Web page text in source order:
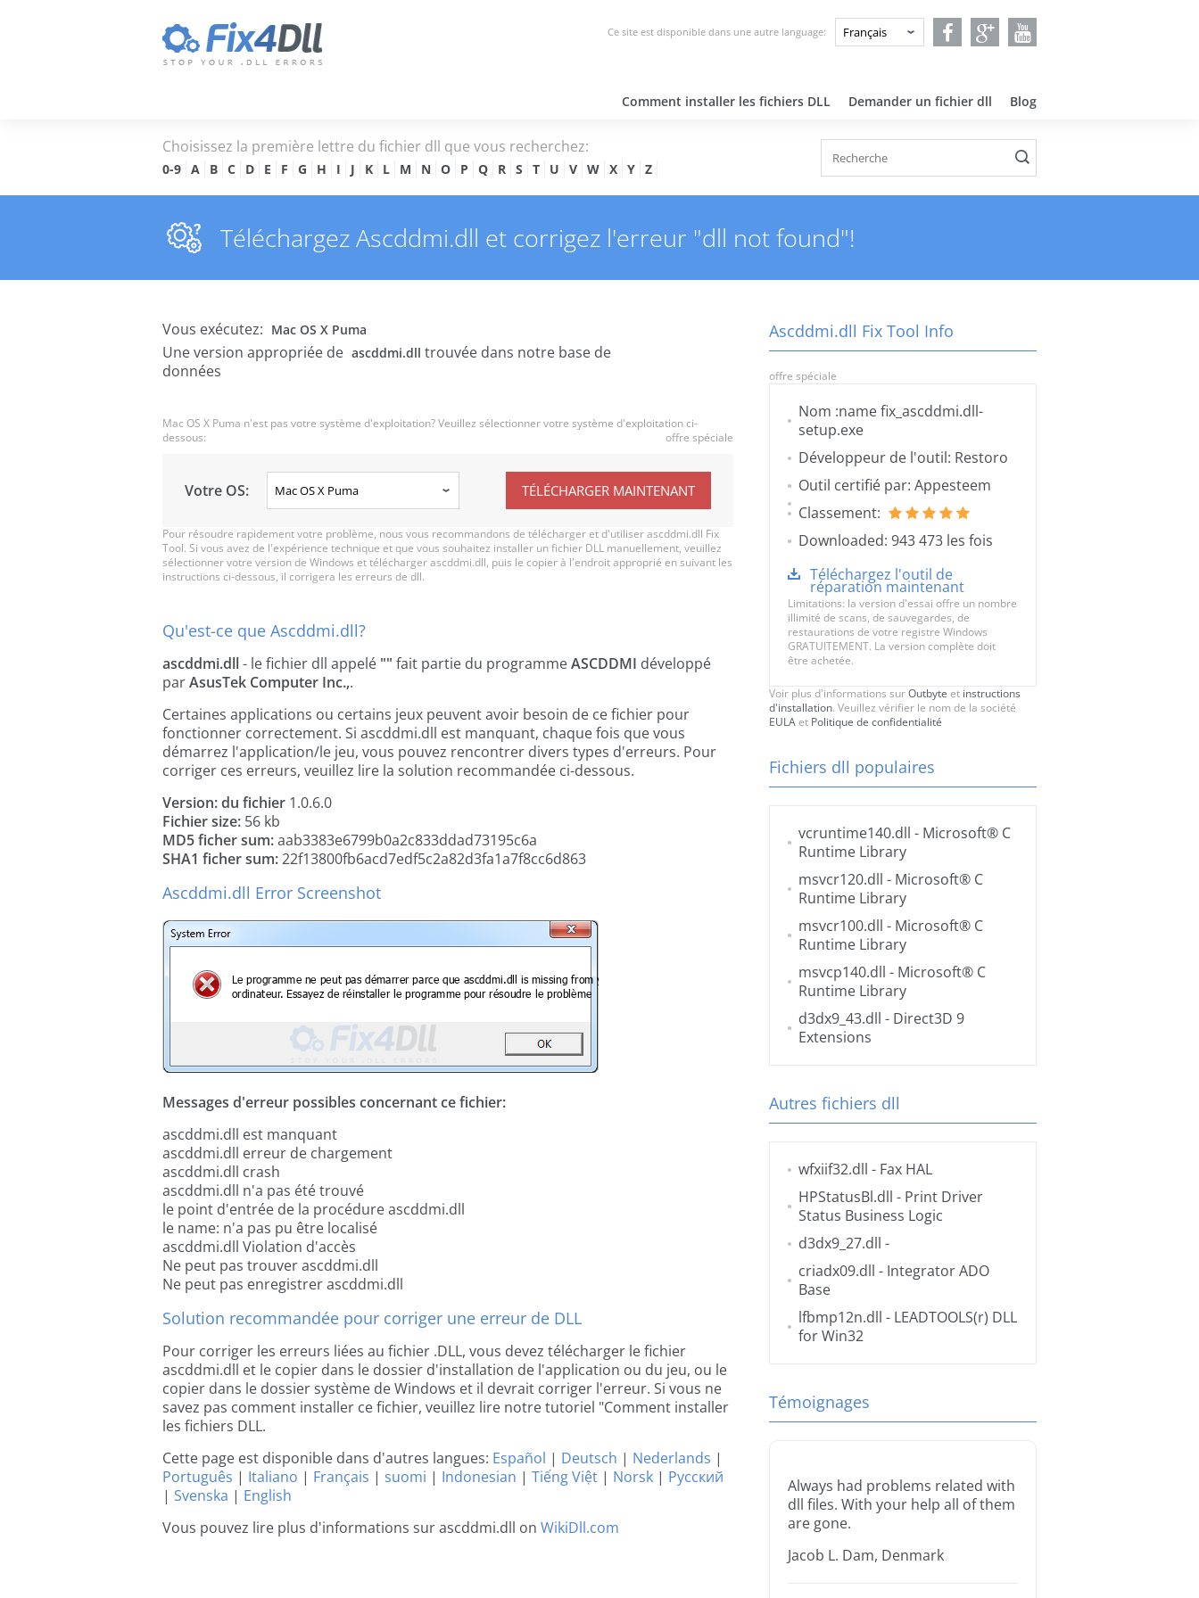
Ce site est disponible dans une autre language:
Comment installer les fichiers DLL Demander un fichier dll Blog
Choisissez la première lettre du fichier dll que vous recherchez:
0-9 A B C D E F G H I J K L M N O P Q R S T U V W X Y Z
Téléchargez Ascddmi.dll et corrigez l'erreur "dll not found"!
Vous exécutez: Mac OS X Puma
Une version appropriée de ascddmi.dll trouvée dans notre base de
données
Mac OS X Puma n'est pas votre système d'exploitation? Veuillez sélectionner votre système d'exploitation ci-
dessous:
offre spéciale
Votre OS: TÉLÉCHARGER MAINTENANT
Pour résoudre rapidement votre problème, nous vous recommandons de télécharger et d'utiliser ascddmi.dll Fix
Tool. Si vous avez de l'expérience technique et que vous souhaitez installer un fichier DLL manuellement, veuillez
sélectionner votre version de Windows et télécharger ascddmi.dll, puis le copier à l'endroit approprié en suivant les
instructions ci-dessous, il corrigera les erreurs de dll.
Qu'est-ce que Ascddmi.dll?
ascddmi.dll- le fichier dll appelé "" fait partie du programmeASCDDMI développé
parAsusTek Computer Inc.,.
Certaines applications ou certains jeux peuvent avoir besoin de ce fichier pour
fonctionner correctement. Si ascddmi.dll est manquant, chaque fois que vous
démarrez l'application/le jeu, vous pouvez rencontrer divers types d'erreurs. Pour
corriger ces erreurs, veuillez lire la solution recommandée ci-dessous.
Version: du fichier 1.0.6.0
Fichier size: 56 kb
MD5 ficher sum:aab3383e6799b0a2c833ddad73195c6a
SHA1 ficher sum:22f13800fb6acd7edf5c2a82d3fa1a7f8cc6d863
Ascddmi.dll Error Screenshot
Messages d'erreur possibles concernant ce fichier:
ascddmi.dll est manquant
ascddmi.dll erreur de chargement
ascddmi.dll crash
ascddmi.dll n'a pas été trouvé
le point d'entrée de la procédure ascddmi.dll
le name: n'a pas pu être localisé
ascddmi.dll Violation d'accès
Ne peut pas trouver ascddmi.dll
Ne peut pas enregistrer ascddmi.dll
Solution recommandée pour corriger une erreur de DLL
Pour corriger les erreurs liées au fichier .DLL, vous devez télécharger le fichier
ascddmi.dll et le copier dans le dossier d'installation de l'application ou du jeu, ou le
copier dans le dossier système de Windows et il devrait corriger l'erreur. Si vous ne
savez pas comment installer ce fichier, veuillez lire notre tutoriel "Comment installer
les fichiers DLL.
Cette page est disponible dans d'autres langues: Español | Deutsch | Nederlands |
Português | Italiano | Français | suomi | Indonesian | Tiếng Việt | Norsk | Русский
| Svenska | English
Vous pouvez lire plus d'informations sur ascddmi.dll on WikiDll.com
Ascddmi.dll Fix Tool Info
offre spéciale
Nom :name fix_ascddmi.dll-
setup.exe
Développeur de l'outil: Restoro
Outil certifié par: Appesteem
Classement:
Downloaded: 943 473 les fois
Téléchargez l'outil de
réparation maintenant
Limitations: la version d'essai offre un nombre
illimité de scans, de sauvegardes, de
restaurations de votre registre Windows
GRATUITEMENT. La version complète doit
être achetée.
Voir plus d'informations surOutbyte et instructions
d'installation. Veuillez vérifier le nom de la société
EULAet Politique de confidentialité
Fichiers dll populaires
vcruntime140.dll - Microsoft® C
Runtime Library
msvcr120.dll - Microsoft® C
Runtime Library
msvcr100.dll - Microsoft® C
Runtime Library
msvcp140.dll - Microsoft® C
Runtime Library
d3dx9_43.dll - Direct3D 9
Extensions
Autres fichiers dll
wfxiif32.dll - Fax HAL
HPStatusBl.dll - Print Driver
Status Business Logic
d3dx9_27.dll -
criadx09.dll - Integrator ADO
Base
lfbmp12n.dll - LEADTOOLS(r) DLL
for Win32
Témoignages
Always had problems related with
dll files. With your help all of them
are gone.
Jacob L. Dam, Denmark